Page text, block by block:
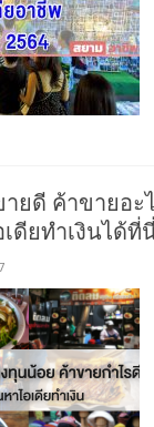
ายดี ค้าขายอ
ดียทำเงินได้ที่